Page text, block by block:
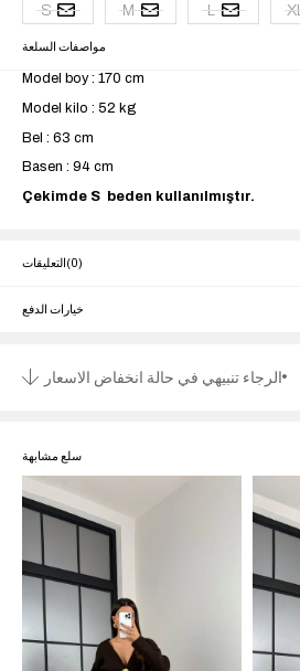
S M L
مواصفات السلعة
Model boy : 170 cm
Model kilo : 52 kg
Bel : 63 cm
Basen : 94 cm
Çekimde S beden kullanılmıştır.
التعليقات (0)
خيارات الدفع
الرجاء تنبيهي في حالة انخفاض الاسعار
سلع مشابهة